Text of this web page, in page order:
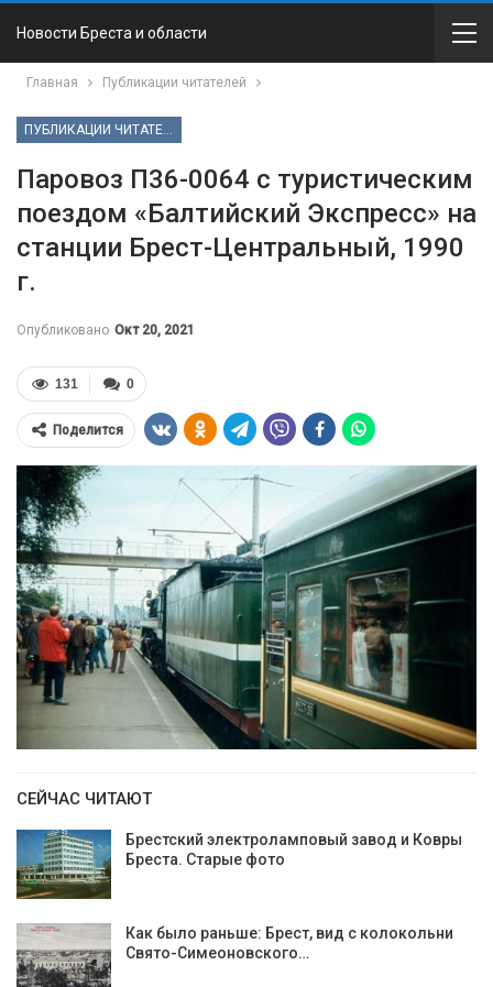
Новости Бреста и области
Главная Публикации читателей
ПУБЛИКАЦИИ ЧИТАТЕЛЕЙ
Паровоз П36-0064 с туристическим
поездом «Балтийский Экспресс» на
станции Брест-Центральный, 1990
г.
Опубликовано Окт 20, 2021
0
131
Поделится
СЕЙЧАС ЧИТАЮТ
Брестский электроламповый завод и Ковры
Бреста. Старые фото
Как было раньше: Брест, вид с колокольни
Cвято-Симеоновского…